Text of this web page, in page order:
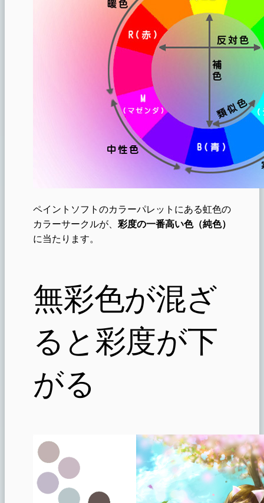
ペイントソフトのカラーパレットにある虹色の
カラーサークルが、 彩度の一番高い色（純色）
に当たります。
無彩色が混ざ
ると彩度が下
がる